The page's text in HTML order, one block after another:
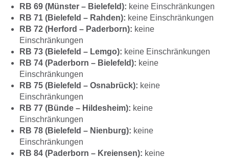
RB 69 (Münster – Bielefeld): keine Einschränkungen
RB 71 (Bielefeld – Rahden): keine Einschränkungen
RB 72 (Herford – Paderborn): keine
Einschränkungen
RB 73 (Bielefeld – Lemgo): keine Einschränkungen
RB 74 (Paderborn – Bielefeld): keine
Einschränkungen
RB 75 (Bielefeld – Osnabrück): keine
Einschränkungen
RB 77 (Bünde – Hildesheim): keine
Einschränkungen
RB 78 (Bielefeld – Nienburg): keine
Einschränkungen
RB 84 (Paderborn – Kreiensen): keine